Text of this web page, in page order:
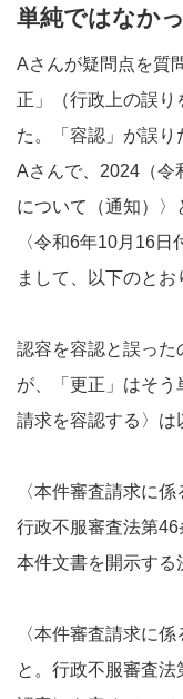
単純ではなか
Aさんが疑問点を質
正」（行政上の誤り
た。「容認」が誤
Aさんで、2024（令
について（通知）〉
〈令和6年10月16
まして、以下のとお
認容を容認と誤った
が、「更正」はそ
請求を容認する〉は
〈本件審査請求に
行政不服審査法第46
本件文書を開示する
〈本件審査請求に
と。行政不服審査